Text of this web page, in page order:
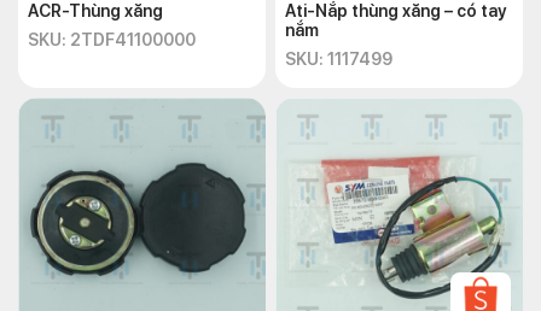
ACR-Thùng xăng
SKU: 2TDF41100000
Ati-Nắp thùng xăng – có tay
nắm
SKU: 1117499